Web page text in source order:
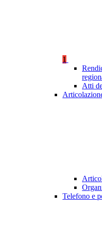
1
Atti
Telefono e